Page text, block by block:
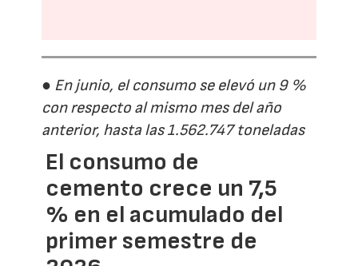
● En junio, el consumo se elevó un 9 %
con respecto al mismo mes del año
anterior, hasta las 1.562.747 toneladas
El consumo de
cemento crece un 7,5
% en el acumulado del
primer semestre de